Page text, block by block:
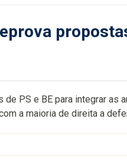
de PS e BE para integrar
a maioria de direita a